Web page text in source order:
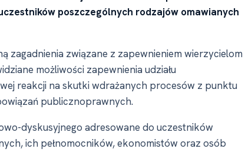
poszczególnych rodzajów omawianych
zagadnienia związane z zapewnieniem wierzycielom
możliwości zapewnienia udziału
reakcji na skutki wdrażanych procesów z punktu
publicznoprawnych.
dyskusyjnego adresowane do uczestników
ich pełnomocników, ekonomistów oraz osób